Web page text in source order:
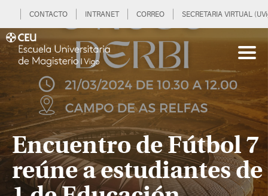
CONTACTO INTRANET CORREO SECRETARIA VIRTUAL
Encuentro de Fútbol 7
reúne a estudiantes de